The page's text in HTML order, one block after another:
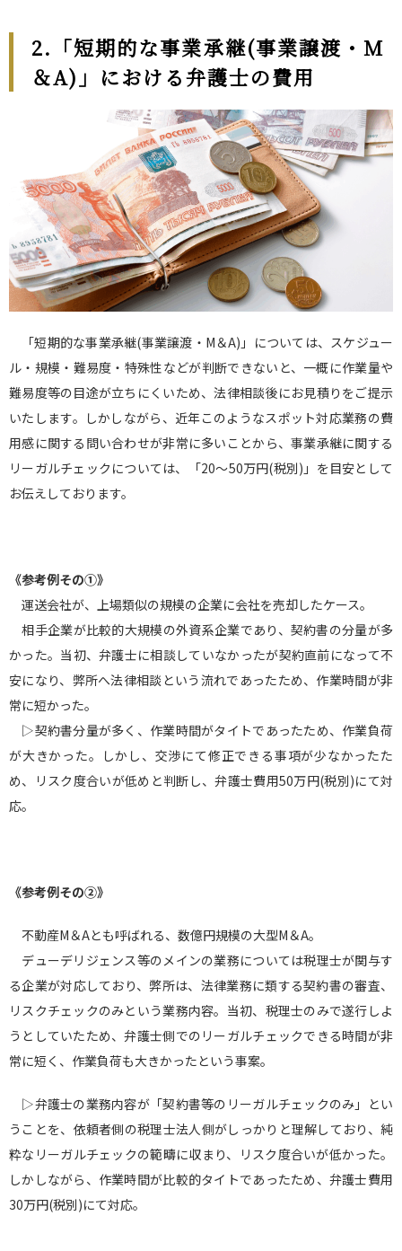
2.「短期的な事業承継(事業譲渡・M
＆A)」における弁護士の費用
「短期的な事業承継(事業譲渡・M＆A)」については、スケジュー
ル・規模・難易度・特殊性などが判断できないと、一概に作業量や
難易度等の目途が立ちにくいため、法律相談後にお見積りをご提示
いたします。しかしながら、近年このようなスポット対応業務の費
用感に関する問い合わせが非常に多いことから、事業承継に関する
リーガルチェックについては、「20～50万円(税別)」を目安として
お伝えしております。
《参考例その①》
運送会社が、上場類似の規模の企業に会社を売却したケース。
相手企業が比較的大規模の外資系企業であり、契約書の分量が多
かった。当初、弁護士に相談していなかったが契約直前になって不
安になり、弊所へ法律相談という流れであったため、作業時間が非
常に短かった。
▷契約書分量が多く、作業時間がタイトであったため、作業負荷
が大きかった。しかし、交渉にて修正できる事項が少なかったた
め、リスク度合いが低めと判断し、弁護士費用50万円(税別)にて対
応。
《参考例その②》
不動産M＆Aとも呼ばれる、数億円規模の大型M＆A。
デューデリジェンス等のメインの業務については税理士が関与す
る企業が対応しており、弊所は、法律業務に類する契約書の審査、
リスクチェックのみという業務内容。当初、税理士のみで遂行しよ
うとしていたため、弁護士側でのリーガルチェックできる時間が非
常に短く、作業負荷も大きかったという事案。
▷弁護士の業務内容が「契約書等のリーガルチェックのみ」とい
うことを、依頼者側の税理士法人側がしっかりと理解しており、純
粋なリーガルチェックの範疇に収まり、リスク度合いが低かった。
しかしながら、作業時間が比較的タイトであったため、弁護士費用
30万円(税別)にて対応。